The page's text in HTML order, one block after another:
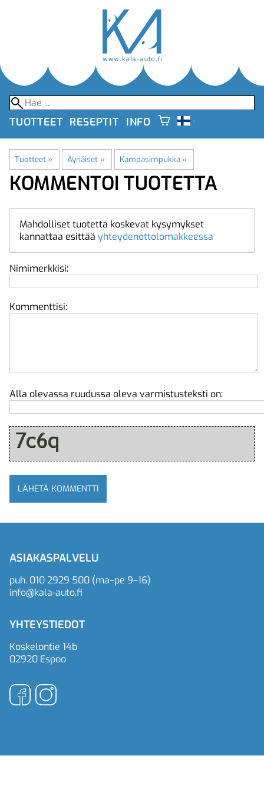
TUOTTEET RESEPTIT INFO
Tuotteet ‪» Äyriäiset ‪» Kampasimpukka ‪»
KOMMENTOI TUOTETTA
Mahdolliset tuotetta koskevat kysymykset
kannattaa esittää yhteydenottolomakkeessa
Nimimerkkisi:
Kommenttisi:
Alla olevassa ruudussa oleva varmistusteksti on:
ASIAKASPALVELU
puh. 010 2929 500 (ma–pe 9–16)
info@kala-auto.fi
YHTEYSTIEDOT
Koskelontie 14b
02920 Espoo